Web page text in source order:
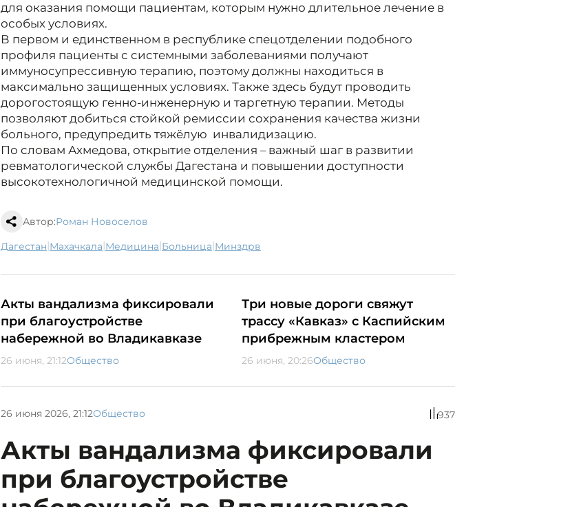
для оказания помощи пациентам, которым нужно длительное лечение в
особых условиях.
В первом и единственном в республике спецотделении подобного
профиля пациенты с системными заболеваниями получают
иммуносупрессивную терапию, поэтому должны находиться в
максимально защищенных условиях. Также здесь будут проводить
дорогостоящую генно-инженерную и таргетную терапии. Методы
позволяют добиться стойкой ремиссии сохранения качества жизни
больного, предупредить тяжёлую инвалидизацию.
По словам Ахмедова, открытие отделения – важный шаг в развитии
ревматологической службы Дагестана и повышении доступности
высокотехнологичной медицинской помощи.
Автор:Роман Новоселов
Дагестан| Махачкала| медицина| больница| минздрв
Акты вандализма фиксировали
при благоустройстве
набережной во Владикавказе
26 июня, 21:12Общество
Три новые дороги свяжут
трассу «Кавказ» с Каспийским
прибрежным кластером
26 июня, 20:26Общество
26 июня 2026, 21:12Общество 937
Акты вандализма фиксировали
при благоустройстве